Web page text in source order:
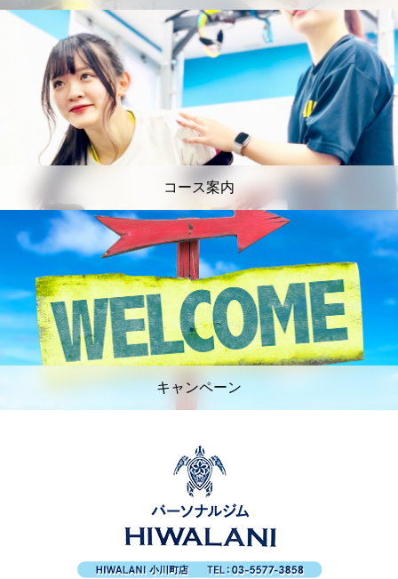
コース案内
キャンペーン